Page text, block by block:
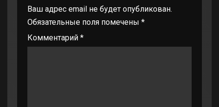
Ваш адрес email не будет опубликован.
Обязательные поля помечены *
Комментарий *